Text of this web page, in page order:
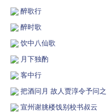
醉歌行
醉时歌
饮中八仙歌
月下独酌
客中行
把酒问月 故人贾淳令予问之
宣州谢朓楼饯别校书叔云